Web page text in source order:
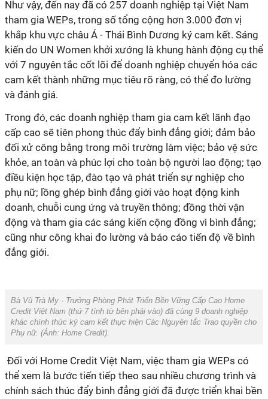
Như vậy, đến nay đã có 257 doanh nghiệp tại Việt Nam
tham gia WEPs, trong số tổng cộng hơn 3.000 đơn vị
khắp khu vực châu Á - Thái Bình Dương ký cam kết. Sáng
kiến do UN Women khởi xướng là khung hành động cụ thể
với 7 nguyên tắc cốt lõi để doanh nghiệp chuyển hóa các
cam kết thành những mục tiêu rõ ràng, có thể đo lường
và đánh giá.
Trong đó, các doanh nghiệp tham gia cam kết lãnh đạo
cấp cao sẽ tiên phong thúc đẩy bình đẳng giới; đảm bảo
đối xử công bằng trong môi trường làm việc; bảo vệ sức
khỏe, an toàn và phúc lợi cho toàn bộ người lao động; tạo
điều kiện học tập, đào tạo và phát triển sự nghiệp cho
phụ nữ; lồng ghép bình đẳng giới vào hoạt động kinh
doanh, chuỗi cung ứng và truyền thông; đồng thời vận
động và tham gia các sáng kiến cộng đồng vì bình đẳng;
cũng như công khai đo lường và báo cáo tiến độ về bình
đẳng giới.
Bà Vũ Trà My - Trưởng Phòng Phát Triển Bền Vững Cấp Cao Home
Credit Việt Nam (thứ 7 tính từ bên phải vào) đã cùng 9 doanh nghiệp
khác chính thức ký cam kết thực hiện Các Nguyên tắc Trao quyền cho
Phụ nữ. (Ảnh: Home Credit).
Đối với Home Credit Việt Nam, việc tham gia WEPs có
thể xem là bước tiến tiếp theo sau nhiều chương trình và
chính sách thúc đẩy bình đẳng giới đã được triển khai bền